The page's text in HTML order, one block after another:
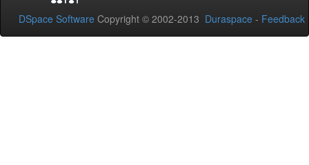
DSpace Software Copyright © 2002-2013 Duraspace - Feedback